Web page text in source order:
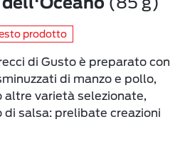
dell'Oceano
prodotto
di Gusto è preparato con
di manzo e pollo,
altre varietà selezionate,
salsa: prelibate creazioni